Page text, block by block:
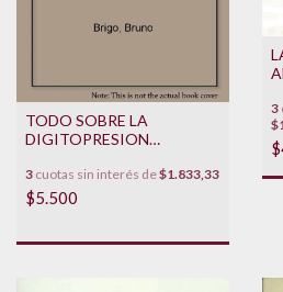
TODO SOBRE LA
DIGITOPRESION
3 cuotas sin interés de$1.833,33
$5.500
3